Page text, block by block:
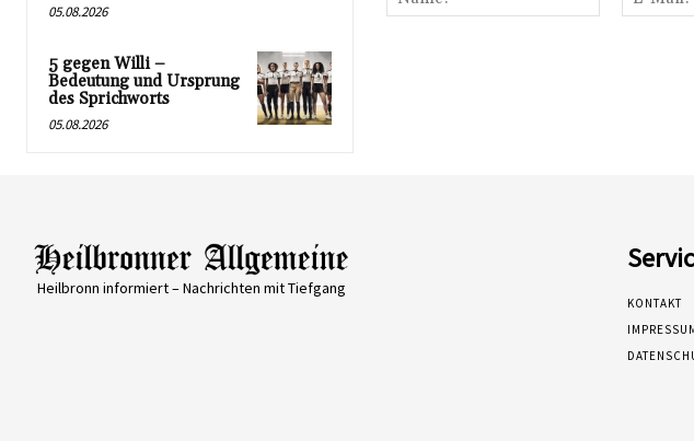
05.08.2026
5 gegen Willi –
Bedeutung und Ursprung
des Sprichworts
05.08.2026
Heilbronn informiert – Nachrichten mit Tiefgang
KONTAKT